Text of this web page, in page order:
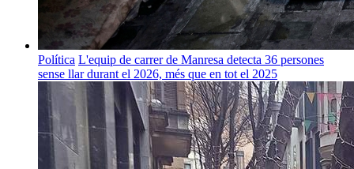
Política L'equip de carrer de Manresa detecta 36 persones
sense llar durant el 2026, més que en tot el 2025